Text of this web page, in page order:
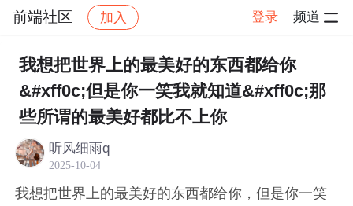
前端社区 加入 登录 频道
社区 前端社区 感慨 帖子详情
我想把世界上的最美好的东西都给你
&#xff0c;但是你一笑我就知道&#xff0c;那
些所谓的最美好都比不上你
听风细雨q
2025-10-04
我想把世界上的最美好的东西都给你，但是你一笑